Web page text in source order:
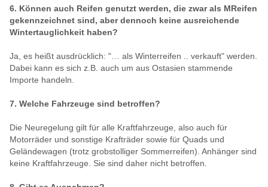
6. Können auch Reifen genutzt werden, die zwar als MReifen
gekennzeichnet sind, aber dennoch keine ausreichende
Wintertauglichkeit haben?
Ja, es heißt ausdrücklich: "… als Winterreifen .. verkauft" werden.
Dabei kann es sich z.B. auch um aus Ostasien stammende
Importe handeln.
7. Welche Fahrzeuge sind betroffen?
Die Neuregelung gilt für alle Kraftfahrzeuge, also auch für
Motorräder und sonstige Krafträder sowie für Quads und
Geländewagen (trotz grobstolliger Sommerreifen). Anhänger sind
keine Kraftfahrzeuge. Sie sind daher nicht betroffen.